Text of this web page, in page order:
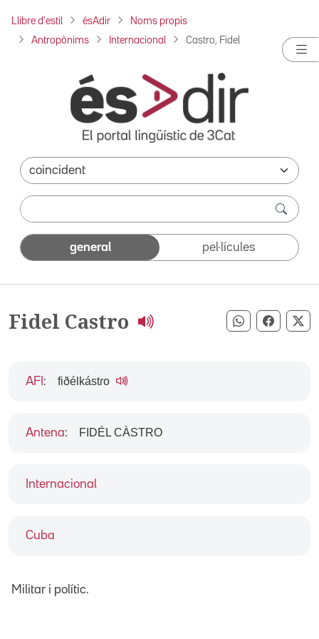
Llibre d'estil ésAdir Noms propis
Antropònims Internacional Castro, Fidel
general pel·lícules
Fidel Castro Compartir
Internacional
Cuba
AFI : fiðélkástɾo
Antena: FIDÉL CÀSTRO
Militar i polític.